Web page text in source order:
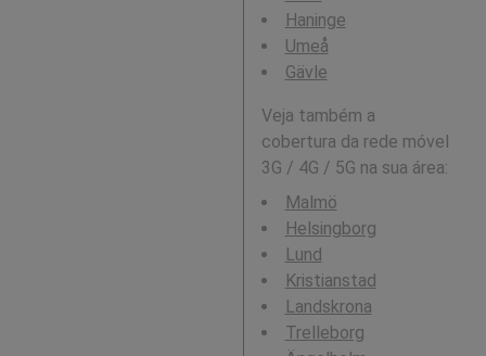
Haninge
Umeå
Gävle
Veja também a
cobertura da rede móvel
3G / 4G / 5G na sua área:
Malmö
Helsingborg
Lund
Kristianstad
Landskrona
Trelleborg